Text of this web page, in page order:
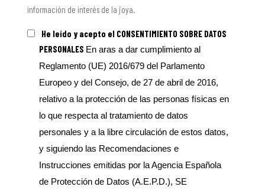
información de interés de la joya.
He leido y acepto el CONSENTIMIENTO SOBRE DATOS
PERSONALES En aras a dar cumplimiento al
Reglamento (UE) 2016/679 del Parlamento
Europeo y del Consejo, de 27 de abril de 2016,
relativo a la protección de las personas físicas en
lo que respecta al tratamiento de datos
personales y a la libre circulación de estos datos,
y siguiendo las Recomendaciones e
Instrucciones emitidas por la Agencia Española
de Protección de Datos (A.E.P.D.), SE